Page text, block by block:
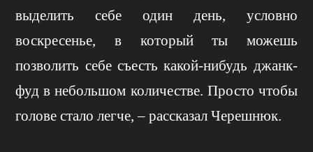
выделить себе один день, условно
воскресенье, в который ты можешь
позволить себе съесть какой-нибудь джанк-
фуд в небольшом количестве. Просто чтобы
голове стало легче, – рассказал Черешнюк.